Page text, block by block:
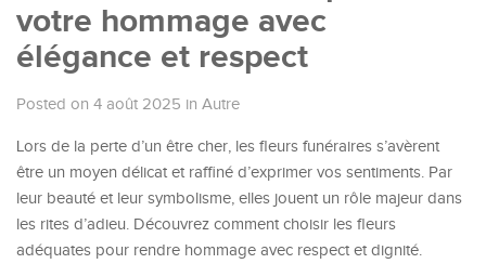
votre hommage avec
élégance et respect
Posted on 4 août 2025 in Autre
Lors de la perte d’un être cher, les fleurs funéraires s’avèrent
être un moyen délicat et raffiné d’exprimer vos sentiments. Par
leur beauté et leur symbolisme, elles jouent un rôle majeur dans
les rites d’adieu. Découvrez comment choisir les fleurs
adéquates pour rendre hommage avec respect et dignité.